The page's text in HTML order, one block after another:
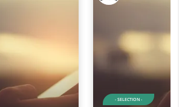
- SELECTION -